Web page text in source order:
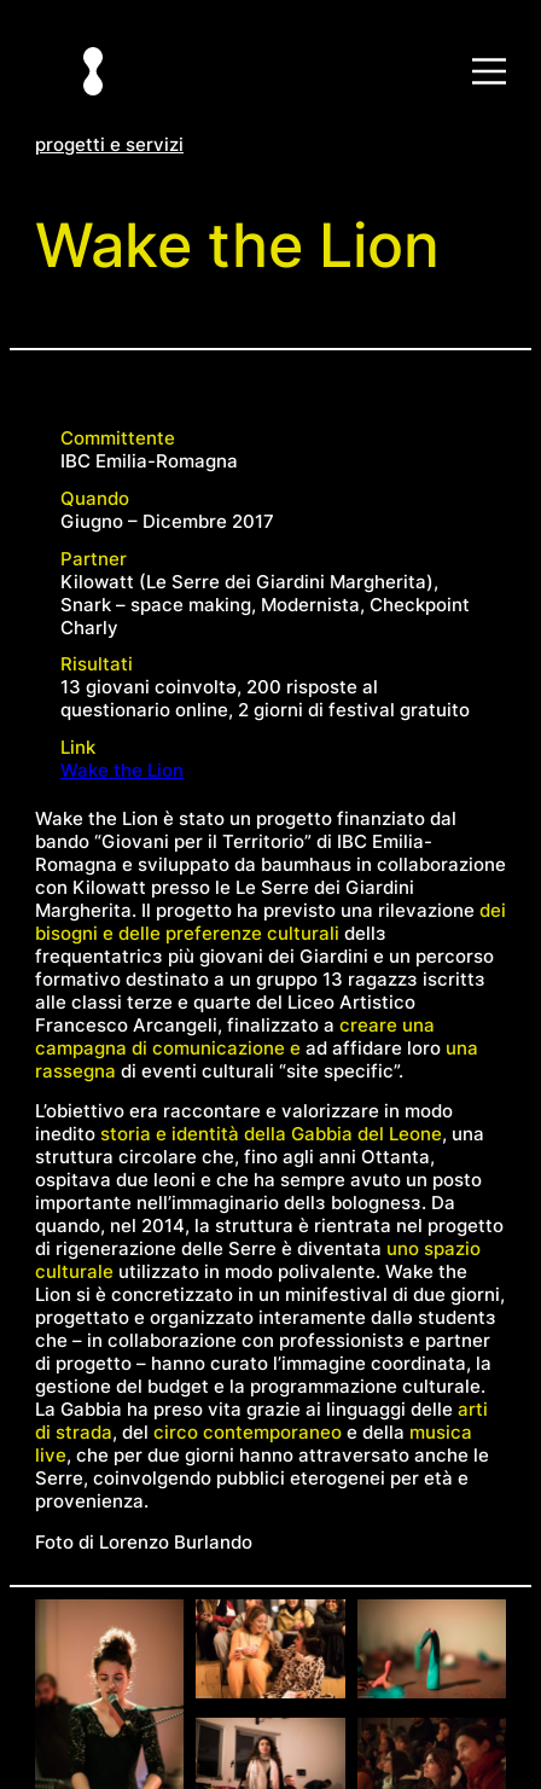
contenuto
progetti e servizi
Wake the Lion
Committente
IBC Emilia-Romagna
Quando
Giugno – Dicembre 2017
Partner
Kilowatt (Le Serre dei Giardini Margherita),
Snark – space making, Modernista, Checkpoint
Charly
Risultati
13 giovani coinvoltǝ, 200 risposte al
questionario online, 2 giorni di festival gratuito
Link
Wake the Lion
Wake the Lion è stato un progetto finanziato dal
bando “Giovani per il Territorio” di IBC Emilia-
Romagna e sviluppato da baumhaus in collaborazione
con Kilowatt presso le Le Serre dei Giardini
Margherita. Il progetto ha previsto una rilevazione dei
bisogni e delle preferenze culturali dellɜ
frequentatricɜ più giovani dei Giardini e un percorso
formativo destinato a un gruppo 13 ragazzɜ iscrittɜ
alle classi terze e quarte del Liceo Artistico
Francesco Arcangeli, finalizzato a creare una
campagna di comunicazione e ad affidare loro una
rassegna di eventi culturali “site specific”.
L’obiettivo era raccontare e valorizzare in modo
inedito storia e identità della Gabbia del Leone, una
struttura circolare che, fino agli anni Ottanta,
ospitava due leoni e che ha sempre avuto un posto
importante nell’immaginario dellɜ bolognesɜ. Da
quando, nel 2014, la struttura è rientrata nel progetto
di rigenerazione delle Serre è diventata uno spazio
culturale utilizzato in modo polivalente. Wake the
Lion si è concretizzato in un minifestival di due giorni,
progettato e organizzato interamente dallǝ studentɜ
che – in collaborazione con professionistɜ e partner
di progetto – hanno curato l’immagine coordinata, la
gestione del budget e la programmazione culturale.
La Gabbia ha preso vita grazie ai linguaggi delle arti
di strada, del circo contemporaneo e della musica
live, che per due giorni hanno attraversato anche le
Serre, coinvolgendo pubblici eterogenei per età e
provenienza.
Foto di Lorenzo Burlando